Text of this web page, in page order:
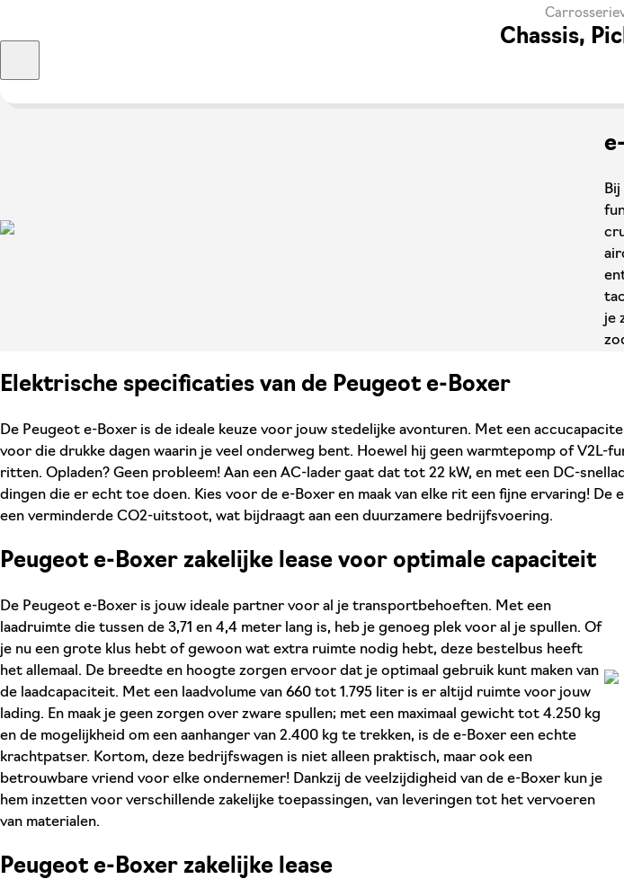
Chassis,
Bij
je
Elektrische specificaties van de Peugeot e-Boxer
De Peugeot e-Boxer is de ideale keuze voor jouw stedelijke avonturen. Met een
voor die drukke dagen waarin je veel onderweg bent. Hoewel hij geen warmtepomp of
ritten. Opladen? Geen probleem! Aan een AC-lader gaat dat tot 22 kW, en met een DC-
dingen die er echt toe doen. Kies voor de e-Boxer en maak van elke rit een fijne ervaring!
een verminderde CO2-uitstoot, wat bijdraagt aan een duurzamere bedrijfsvoering.
Peugeot e-Boxer zakelijke lease voor optimale capaciteit
De Peugeot e-Boxer is jouw ideale partner voor al je transportbehoeften. Met een
laadruimte die tussen de 3,71 en 4,4 meter lang is, heb je genoeg plek voor al je spullen. Of
je nu een grote klus hebt of gewoon wat extra ruimte nodig hebt, deze bestelbus heeft
het allemaal. De breedte en hoogte zorgen ervoor dat je optimaal gebruik kunt maken van
de laadcapaciteit. Met een laadvolume van 660 tot 1.795 liter is er altijd ruimte voor jouw
lading. En maak je geen zorgen over zware spullen; met een maximaal gewicht tot 4.250 kg
en de mogelijkheid om een aanhanger van 2.400 kg te trekken, is de e-Boxer een echte
krachtpatser. Kortom, deze bedrijfswagen is niet alleen praktisch, maar ook een
betrouwbare vriend voor elke ondernemer! Dankzij de veelzijdigheid van de e-Boxer kun je
hem inzetten voor verschillende zakelijke toepassingen, van leveringen tot het vervoeren
van materialen.
Peugeot e-Boxer zakelijke lease